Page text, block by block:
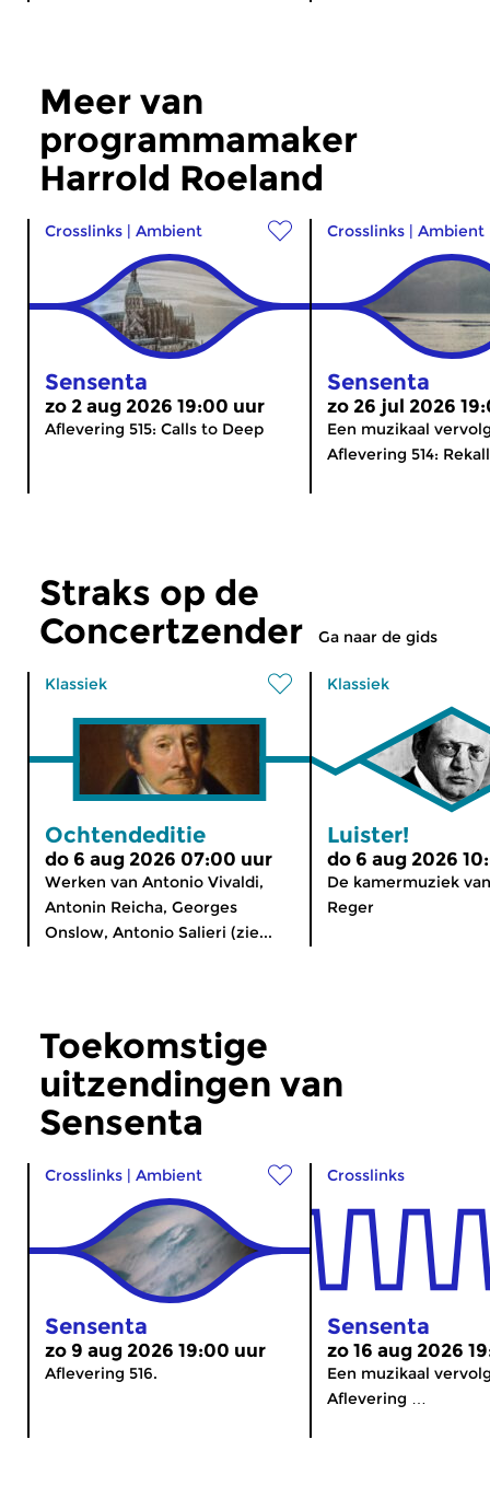
Meer van
programmamaker
Harrold Roeland
Crosslinks | Ambient
Sensenta
zo 2 aug 2026 19:00 uur
Aflevering 515: Calls to Deep
Crosslinks | Ambient
Sensenta
zo 26 jul 2026
Een muzikaal
Aflevering 514: Rekall
Straks op de
Concertzender
Ga naar de gids
Klassiek
Ochtendeditie
do 6 aug 2026 07:00 uur
Werken van Antonio Vivaldi,
Antonin Reicha, Georges
Onslow, Antonio Salieri (zie...
Klassiek
Luister!
do 6 aug 2026
De kamermuziek
Reger
Toekomstige
uitzendingen van
Sensenta
Crosslinks | Ambient
Sensenta
zo 9 aug 2026 19:00 uur
Aflevering 516.
Crosslinks
Sensenta
zo 16 aug 2026
Een muzikaal
Aflevering …